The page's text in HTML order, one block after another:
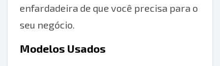
enfardadeira de que você precisa para o
seu negócio.
Modelos Usados